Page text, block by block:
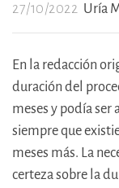
27/10/2022 Uría
En la redacción
duración del
meses y podía
siempre que
meses más. La
certeza sobre la